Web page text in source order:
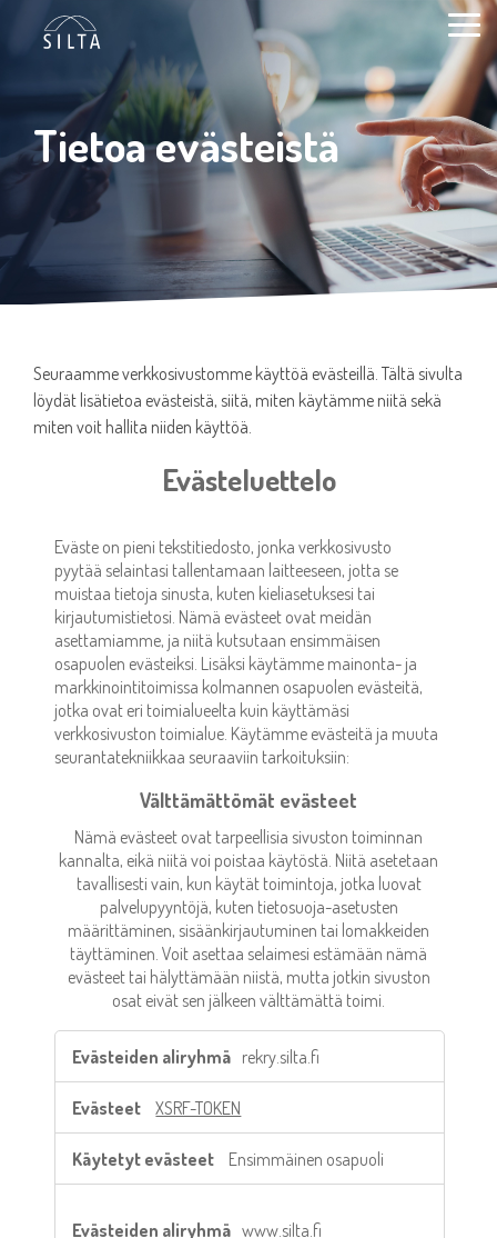
sisältöön.
Tietoa evästeistä
Seuraamme verkkosivustomme käyttöä evästeillä. Tältä sivulta
löydät lisätietoa evästeistä, siitä, miten käytämme niitä sekä
miten voit hallita niiden käyttöä.
Evästeluettelo
Eväste on pieni tekstitiedosto, jonka verkkosivusto
pyytää selaintasi tallentamaan laitteeseen, jotta se
muistaa tietoja sinusta, kuten kieliasetuksesi tai
kirjautumistietosi. Nämä evästeet ovat meidän
asettamiamme, ja niitä kutsutaan ensimmäisen
osapuolen evästeiksi. Lisäksi käytämme mainonta- ja
markkinointitoimissa kolmannen osapuolen evästeitä,
jotka ovat eri toimialueelta kuin käyttämäsi
verkkosivuston toimialue. Käytämme evästeitä ja muuta
seurantatekniikkaa seuraaviin tarkoituksiin:
Välttämättömät evästeet
Nämä evästeet ovat tarpeellisia sivuston toiminnan
kannalta, eikä niitä voi poistaa käytöstä. Niitä asetetaan
tavallisesti vain, kun käytät toimintoja, jotka luovat
palvelupyyntöjä, kuten tietosuoja-asetusten
määrittäminen, sisäänkirjautuminen tai lomakkeiden
täyttäminen. Voit asettaa selaimesi estämään nämä
evästeet tai hälyttämään niistä, mutta jotkin sivuston
osat eivät sen jälkeen välttämättä toimi.
Välttämättömät
evästeet
rekry.silta.fi
XSRF-TOKEN
Ensimmäinen osapuoli
www.silta.fi